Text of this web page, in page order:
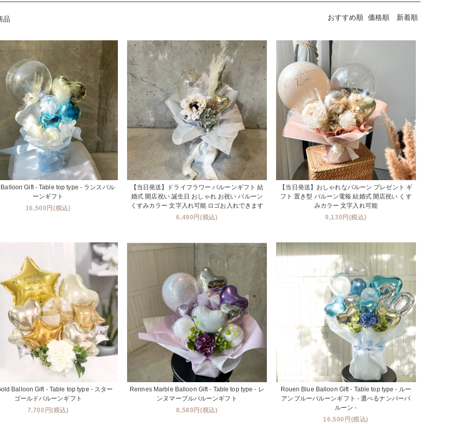
品 おすすめ順 価格順 新着順
Gift - Table top type - ランスバル
ーンギフト
16,500円(税込)
【当日発送】ドライフラワー バルーンギフト 結
婚式 開店祝い 誕生日 おしゃれ お祝い バルーン
くすみカラー 文字入れ可能 ロゴお入れできます
6,490円(税込)
【当日発送】おしゃれなバルーン プレゼント ギ
フト 置き型 バルーン電報 結婚式 開店祝い くす
みカラー 文字入れ可能
9,130円(税込)
Balloon Gift - Table top type - スター
ゴールドバルーンギフト
7,700円(税込)
Rennes Marble Balloon Gift - Table top type - レ
ンヌマーブルバルーンギフト
8,580円(税込)
Rouen Blue Balloon Gift - Table top type - ルー
アンブルーバルーンギフト - 選べるナンバーバ
ルーン -
16,500円(税込)